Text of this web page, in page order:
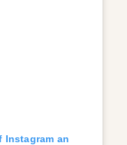
Instagram an